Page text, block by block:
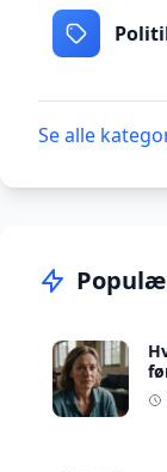
Se alle